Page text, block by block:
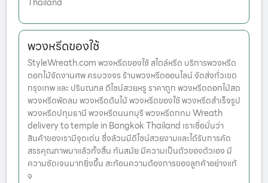
Thailand
พวงหรีดของใช้
StyleWreath.com พวงหรีดของใช้ สไตล์หรีด บริการพวงหรีด
ดอกไม้จัดงานศพ ครบวงจร ร้านพวงหรีดออนไลน์ จัดส่งทั่วเขต
กรุงเทพ และ ปริมณฑล ดีไซน์สวยหรู ราคาถูก พวงหรีดดอกไม้สด
พวงหรีดพัดลม พวงหรีดต้นไม้ พวงหรีดของใช้ พวงหรีดสำเร็จรูป
พวงหรีดปทุมธานี พวงหรีดนนทบุรี พวงหรีดกทม Wreath
delivery to temple in Bangkok Thailand เราเชื่อมั่นว่า
สินค้าของเรามีจุดเด่น ซึ่งล้วนมีดีไซน์สวยงามและได้รับการคัด
สรรคุณภาพมาแล้วทั้งสิ้น ทันสมัย มีความเป็นตัวของตัวเอง มี
ความชัดเจนมากยิ่งขึ้น สะท้อนความต้องการของลูกค้าอย่างแท้
จ